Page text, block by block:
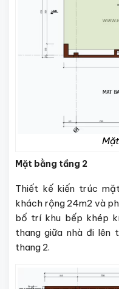
Mặt bằng tầng 2
Thiết kế kiến trúc
khách rộng 24m2 và
bố trí khu bếp khép
thang giữa nhà đi lên
thang 2.